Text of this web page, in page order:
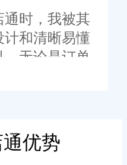
时，我被其
计和清晰易懂
无论是订单
客户关系维
种友好的用
产生了极大
满足多样化
优势